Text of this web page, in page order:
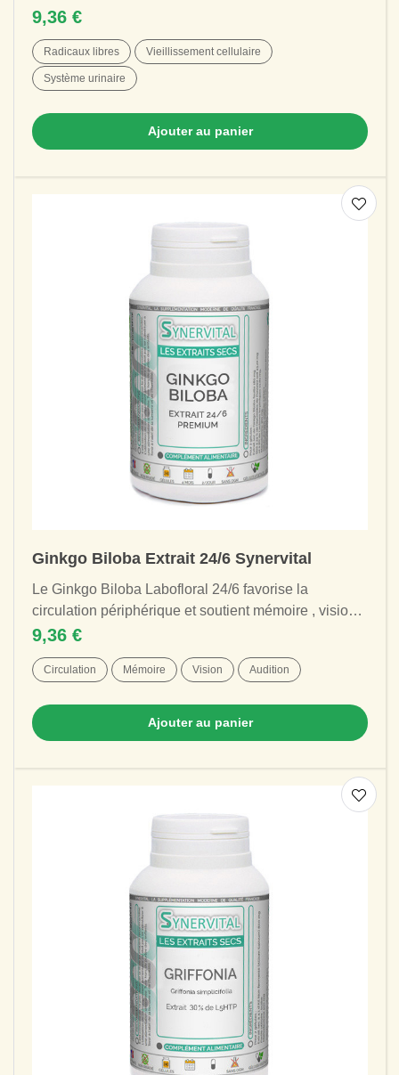
9,36 €
Radicaux libres Vieillissement cellulaire
Système urinaire
Ajouter au panier
Ginkgo Biloba Extrait 24/6 Synervital
Le Ginkgo Biloba Labofloral 24/6 favorise la
circulation périphérique et soutient mémoire , vision
et équilibre nerveux . Un extrait...
9,36 €
Circulation Mémoire Vision Audition
Ajouter au panier